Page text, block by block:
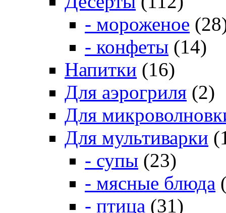
- мороженое
- конфеты (14)
Напитки (16)
Для аэрогриля (2)
Для
Для мультиварки
- супы (23)
- мясные блюда
- птица (31)